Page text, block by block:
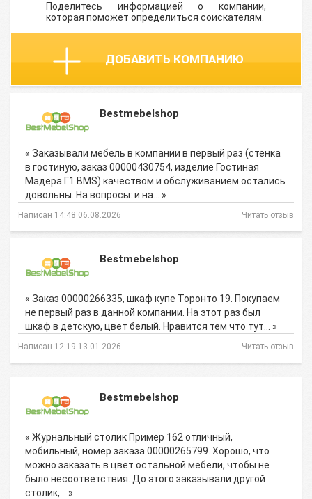
Поделитесь информацией о компании,
которая поможет определиться соискателям.
ДОБАВИТЬ КОМПАНИЮ
Bestmebelshop
« Заказывали мебель в компании в первый раз (стенка
в гостиную, заказ 00000430754, изделие Гостиная
Мадера Г1 BMS) качеством и обслуживанием остались
довольны. На вопросы: и на… »
Написан 14:48 06.08.2026 Читать отзыв
Bestmebelshop
« Заказ 00000266335, шкаф купе Торонто 19. Покупаем
не первый раз в данной компании. На этот раз был
шкаф в детскую, цвет белый. Нравится тем что тут… »
Написан 12:19 13.01.2026 Читать отзыв
Bestmebelshop
« Журнальный столик Пример 162 отличный,
мобильный, номер заказа 00000265799. Хорошо, что
можно заказать в цвет остальной мебели, чтобы не
было несоответствия. До этого заказывали другой
столик,… »